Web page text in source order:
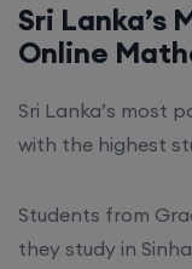
Sri Lanka’s
Online
Sri Lanka’s most
with the highest
Students from
they study in